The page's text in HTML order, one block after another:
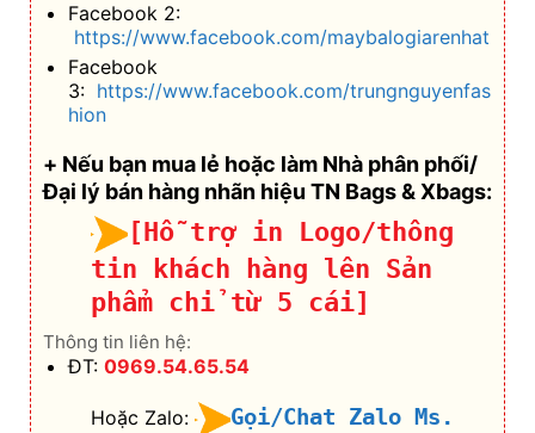
Facebook 2:
https://www.facebook.com/maybalogiarenhat
Facebook
3: https://www.facebook.com/trungnguyenfas
hion
+ Nếu bạn mua lẻ hoặc làm Nhà phân phối/
Đại lý bán hàng nhãn hiệu TN Bags & Xbags:
[Hỗ trợ in Logo/thông
tin khách hàng lên Sản
phẩm chỉ từ 5 cái]
Thông tin liên hệ:
ĐT: 0969.54.65.54
Hoặc Zalo:
Gọi/Chat Zalo Ms.